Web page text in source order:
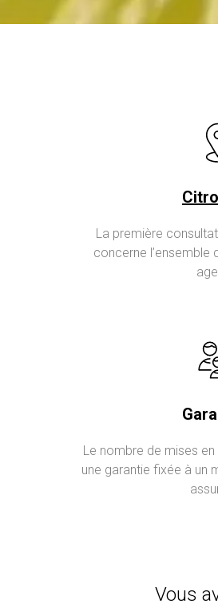
La première
concerne l’ensemble
Le nombre de mises
une garantie fixée à un
Vous